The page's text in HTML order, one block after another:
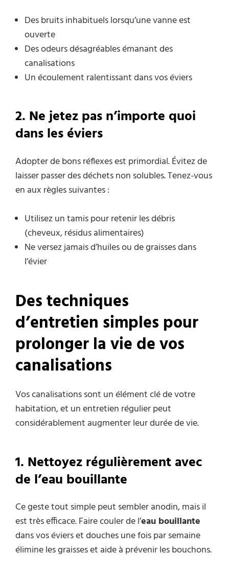
Des bruits inhabituels lorsqu’une vanne est
ouverte
Des odeurs désagréables émanant des
canalisations
Un écoulement ralentissant dans vos éviers
2. Ne jetez pas n’importe quoi
dans les éviers
Adopter de bons réflexes est primordial. Évitez de
laisser passer des déchets non solubles. Tenez-vous
en aux règles suivantes :
Utilisez un tamis pour retenir les débris
(cheveux, résidus alimentaires)
Ne versez jamais d’huiles ou de graisses dans
l’évier
Des techniques
d’entretien simples pour
prolonger la vie de vos
canalisations
Vos canalisations sont un élément clé de votre
habitation, et un entretien régulier peut
considérablement augmenter leur durée de vie.
1. Nettoyez régulièrement avec
de l’eau bouillante
Ce geste tout simple peut sembler anodin, mais il
est très efficace. Faire couler de l’eau bouillante
dans vos éviers et douches une fois par semaine
élimine les graisses et aide à prévenir les bouchons.